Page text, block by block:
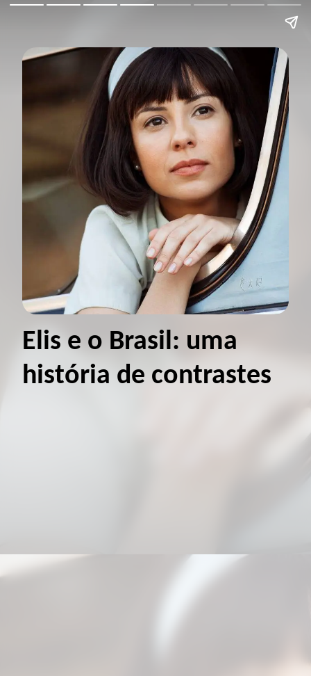
Elis e o Brasil: uma
história de contrastes